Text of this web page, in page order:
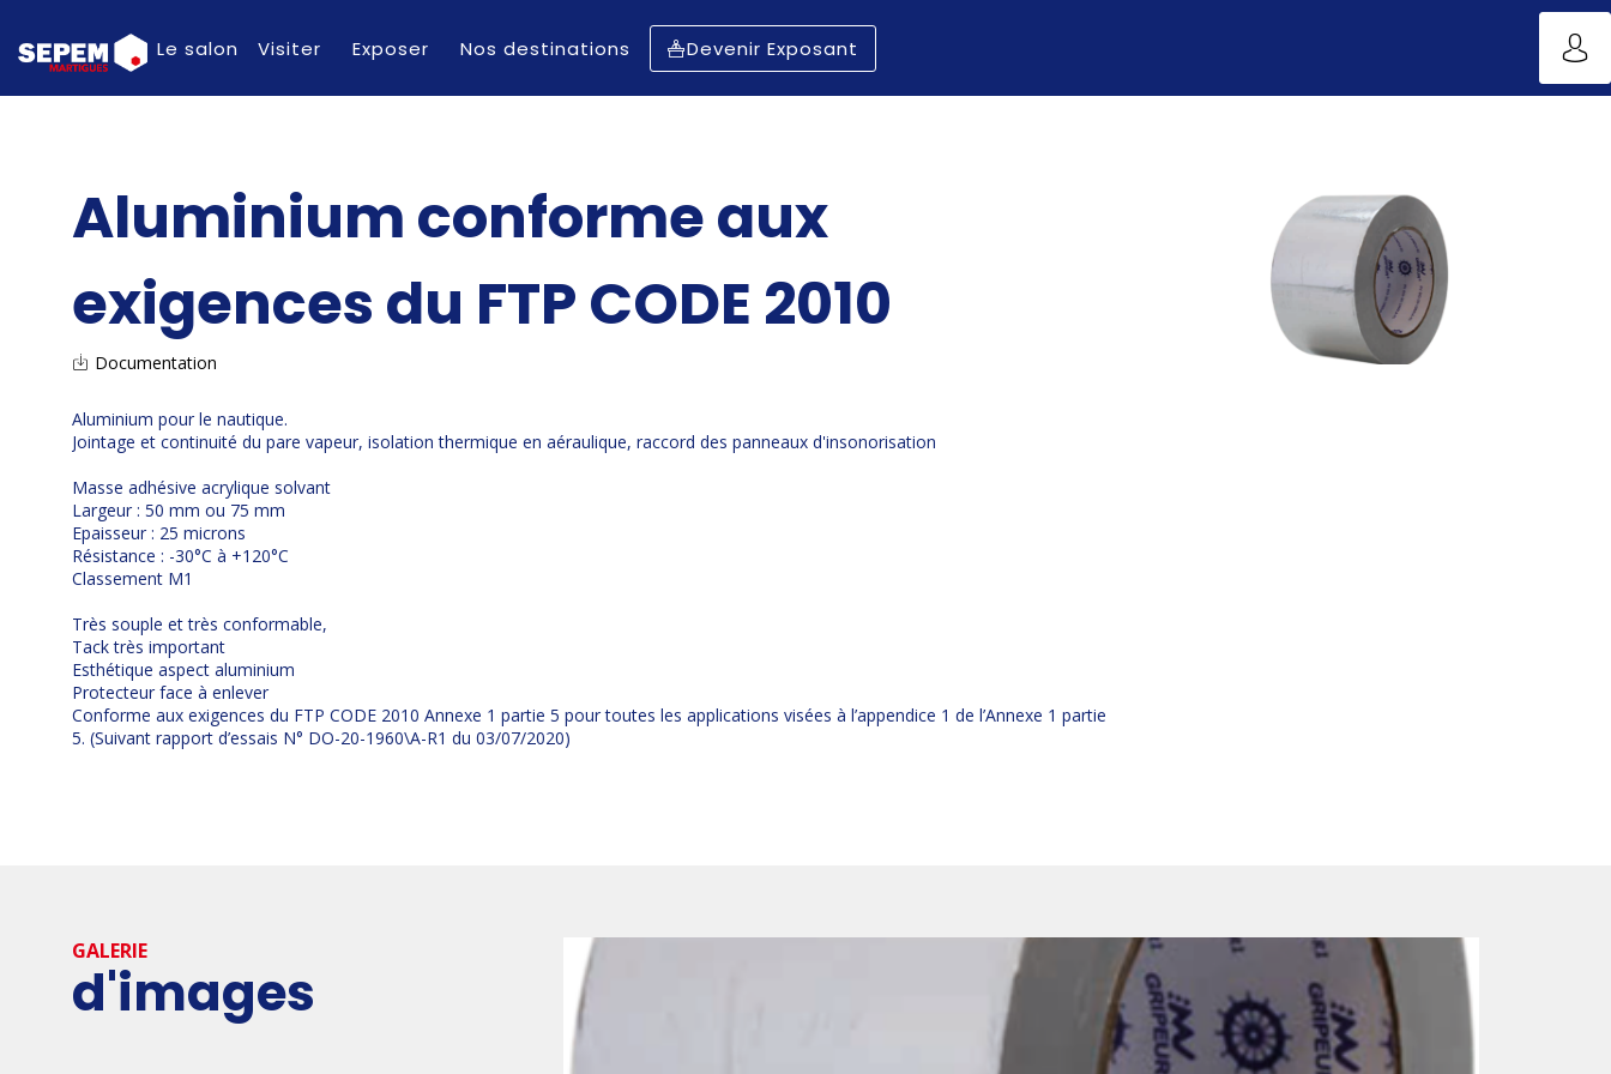
Le salon Visiter Exposer Nos destinations Devenir Exposant
Aluminium conforme aux
exigences du FTP CODE 2010
Documentation
Aluminium pour le nautique.
Jointage et continuité du pare vapeur, isolation thermique en aéraulique, raccord des panneaux d'insonorisation
Masse adhésive acrylique solvant
Largeur : 50 mm ou 75 mm
Epaisseur : 25 microns
Résistance : -30°C à +120°C
Classement M1
Très souple et très conformable,
Tack très important
Esthétique aspect aluminium
Protecteur face à enlever
Conforme aux exigences du FTP CODE 2010 Annexe 1 partie 5 pour toutes les applications visées à l’appendice 1 de l’Annexe 1 partie
5. (Suivant rapport d’essais N° DO-20-1960\A-R1 du 03/07/2020)
GALERIE
d'images